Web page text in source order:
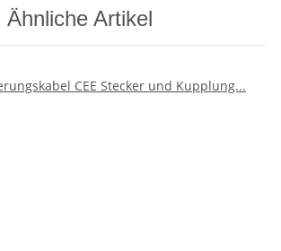
Ähnliche Artikel